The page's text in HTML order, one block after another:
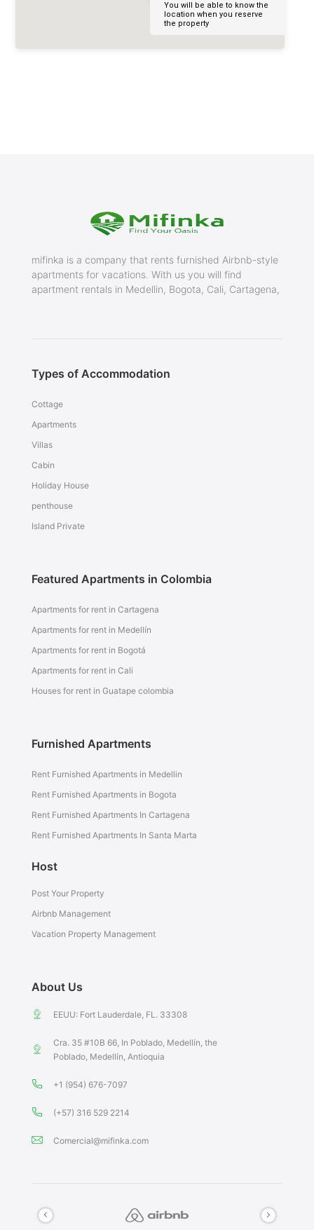
You will be able to know the
location when you reserve
the property
mifinka is a company that rents furnished Airbnb-style
apartments for vacations. With us you will find
apartment rentals in Medellin, Bogota, Cali, Cartagena,
Types of Accommodation
Cottage
Apartments
Villas
Cabin
Holiday House
penthouse
Island Private
Featured Apartments in Colombia
Apartments for rent in Cartagena
Apartments for rent in Medellín
Apartments for rent in Bogotá
Apartments for rent in Cali
Houses for rent in Guatape colombia
Furnished Apartments
Rent Furnished Apartments in Medellin
Rent Furnished Apartments in Bogota
Rent Furnished Apartments In Cartagena
Rent Furnished Apartments In Santa Marta
Host
Post Your Property
Airbnb Management
Vacation Property Management
About Us
EEUU: Fort Lauderdale, FL. 33308
Cra. 35 #10B 66, In Poblado, Medellín, the
Poblado, Medellín, Antioquia
+1 (954) 676-7097
(+57) 316 529 2214
Comercial@mifinka.com